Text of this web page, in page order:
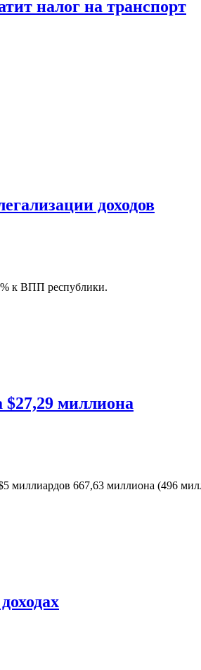
налог на транспорт
доходов
к ВПП республики.
$27,29 миллиона
миллиардов 667,63 миллиона (496